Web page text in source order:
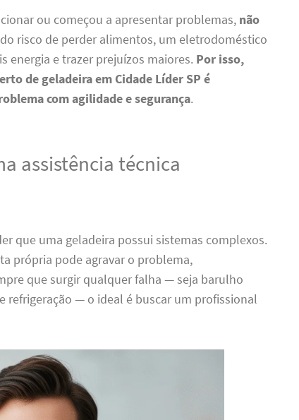
ou começou a apresentar problemas, não
risco de perder alimentos, um eletrodoméstico
energia e trazer prejuízos maiores. Por isso,
de geladeira em Cidade Líder SP é
com agilidade e segurança.
assistência técnica
que uma geladeira possui sistemas complexos.
própria pode agravar o problema,
que surgir qualquer falha — seja barulho
refrigeração — o ideal é buscar um profissional